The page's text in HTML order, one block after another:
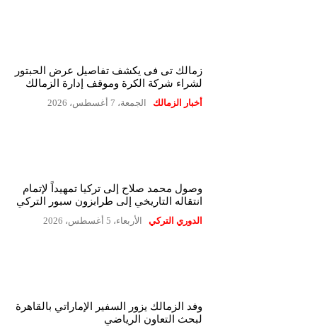
زمالك تى فى يكشف تفاصيل عرض الحبتور
لشراء شركة الكرة وموقف إدارة الزمالك
أخبار الزمالك الجمعة، 7 أغسطس، 2026
وصول محمد صلاح إلى تركيا تمهيداً لإتمام
انتقاله التاريخي إلى طرابزون سبور التركي
الدوري التركي الأربعاء، 5 أغسطس، 2026
وفد الزمالك يزور السفير الإماراتي بالقاهرة
لبحث التعاون الرياضي